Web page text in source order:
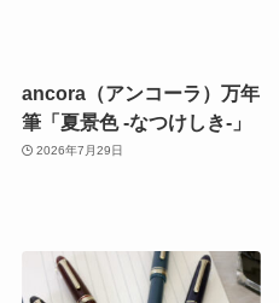
ancora（アンコーラ）万年
筆「夏景色 -なつけしき-」
2026年7月29日